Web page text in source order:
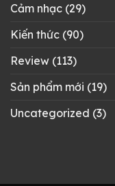
Cảm nhạc (29)
Kiến thức (90)
Review (113)
Sản phẩm mới (19)
Uncategorized (3)